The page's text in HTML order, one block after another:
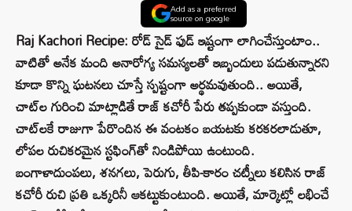
Add as a preferred
source on google
Raj Kachori Recipe: రోడ్‌ సైడ్‌ ఫుడ్‌ ఇష్టంగా లాగించేస్తుంటాం..
వాటితో అనేక మంది అనారోగ్య సమస్యలతో ఇబ్బందులు పడుతున్నారని
కూడా కొన్ని ఘటనలు చూస్తే స్పష్టంగా అర్థమవుతుంది.. అయితే,
చాట్‌ల గురించి మాట్లాడితే రాజ్ కచోరీ పేరు తప్పకుండా వస్తుంది.
చాట్‌లకే రాజుగా పేరొందిన ఈ వంటకం బయటకు కరకరలాడుతూ,
లోపల రుచికరమైన స్టఫింగ్‌తో నిండిపోయి ఉంటుంది.
బంగాళాదుంపలు, శనగలు, పెరుగు, తీపి-కారం చట్నీలు కలిసిన రాజ్
కచోరీ రుచి ప్రతి ఒక్కరినీ ఆకట్టుకుంటుంది. అయితే, మార్కెట్లో లభించే